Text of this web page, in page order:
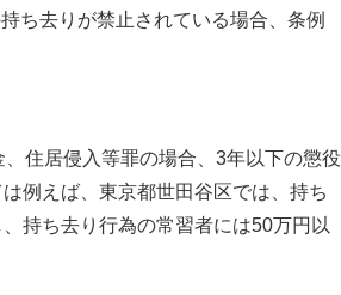
ち去りが禁止されている場合、条例
住居侵入等罪の場合、3年以下の懲役
例えば、東京都世田谷区では、持ち
持ち去り行為の常習者には50万円以